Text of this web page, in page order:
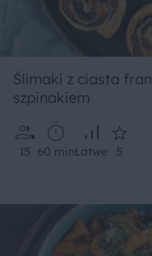
Ślimaki z ciasta
szpinakiem
15 60 minŁatwe 5